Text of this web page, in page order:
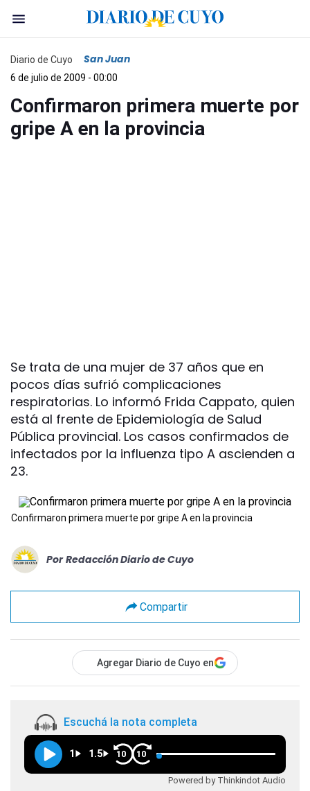
Diario de Cuyo San Juan
6 de julio de 2009 - 00:00
Confirmaron primera muerte por
gripe A en la provincia
Se trata de una mujer de 37 años que en
pocos días sufrió complicaciones
respiratorias. Lo informó Frida Cappato, quien
está al frente de Epidemiología de Salud
Pública provincial. Los casos confirmados de
infectados por la influenza tipo A ascienden a
23.
Confirmaron primera muerte por gripe A en la provincia
Por Redacción Diario de Cuyo
Compartir
Agregar Diario de Cuyo en
Escuchá la nota completa
1 1.5 10 10
Powered by Thinkindot Audio